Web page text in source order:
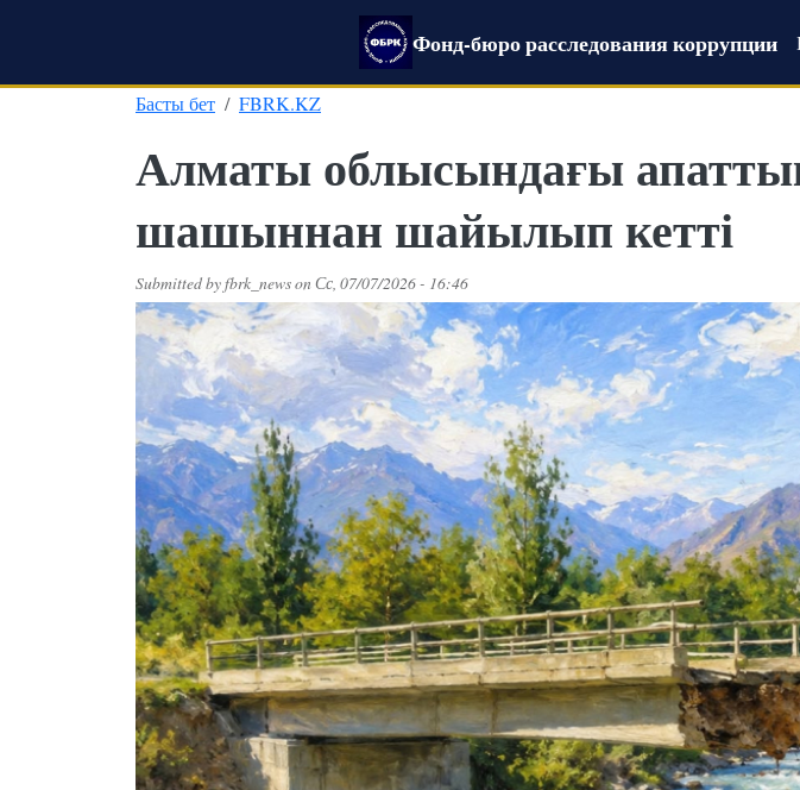
Фонд-бюро расследования коррупции
Басты бет FBRK.KZ
Алматы облысындағы
шашыннан шайылып кетті
Submitted byfbrk_newsonСс, 07/07/2026 - 16:46